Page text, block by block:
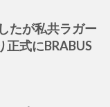
たが私共ラガー
正式にBRABUS